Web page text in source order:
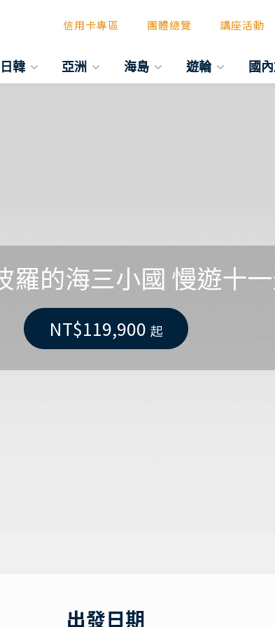
信用卡專區 團體總覽 講座活動
日韓 亞洲 海島 遊輪 國
羅的海三小國 慢遊十
NT$119,900 起
出發日期